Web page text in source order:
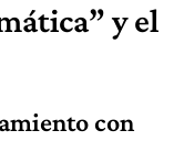
y el
con